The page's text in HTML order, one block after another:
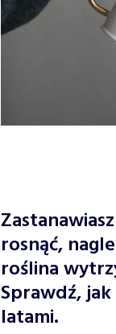
rosnąć,
roślina
Sprawdź,
latami.